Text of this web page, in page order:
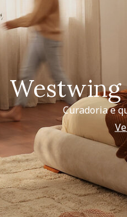
Westwing
Curadoria e